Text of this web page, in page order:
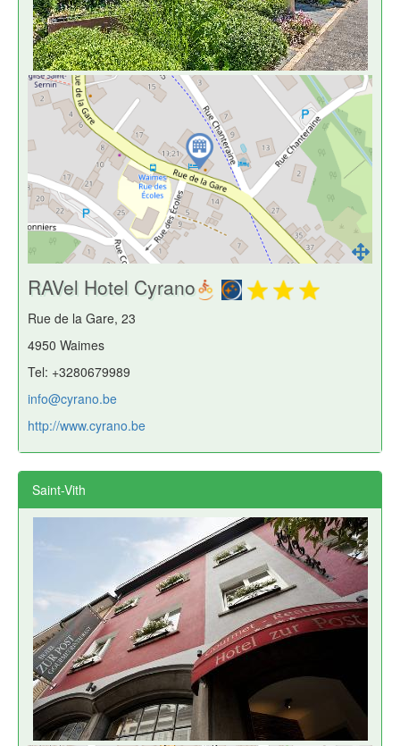
RAVel Hotel Cyrano
Rue de la Gare, 23
4950 Waimes
Tel: +3280679989
info@cyrano.be
http://www.cyrano.be
Saint-Vith